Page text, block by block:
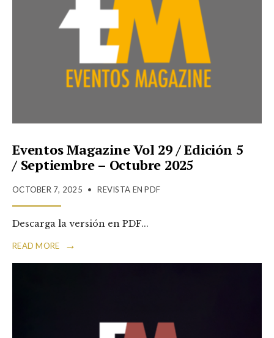
Eventos Magazine Vol 29 / Edición 5
/ Septiembre – Octubre 2025
OCTOBER 7, 2025 • REVISTA EN PDF
Descarga la versión en PDF...
READ MORE →